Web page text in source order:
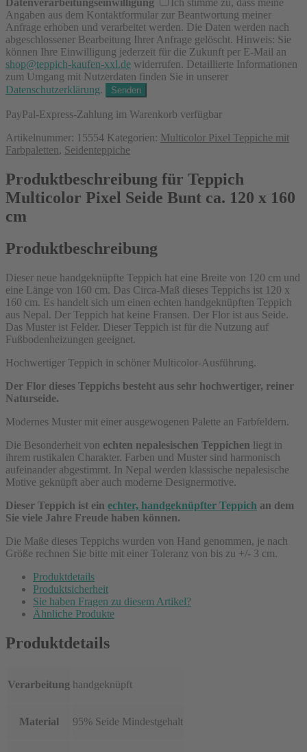
Datenverarbeitungseinwilligung
Ich stimme zu, dass meine
Angaben aus dem Kontaktformular zur Beantwortung meiner
Anfrage erhoben und verarbeitet werden. Die Daten werden nach
abgeschlossener Bearbeitung Ihrer Anfrage gelöscht. Hinweis: Sie
können Ihre Einwilligung jederzeit für die Zukunft per E-Mail an
shop@teppich-kaufen-xxl.de widerrufen. Detaillierte Informationen
zum Umgang mit Nutzerdaten finden Sie in unserer
Datenschutzerklärung.
PayPal-Express-Zahlung im Warenkorb verfügbar
Artikelnummer: 15554 Kategorien: Multicolor Pixel Teppiche mit
Farbpaletten, Seidenteppiche
Produktbeschreibung für Teppich
Multicolor Pixel Seide Bunt ca. 120 x 160
cm
Produktbeschreibung
Dieser neue handgeknüpfte Teppich hat eine Breite von 120 cm und
eine Länge von 160 cm. Das Circa-Maß dieses Teppichs ist 120 x
160 cm. Es handelt sich um einen echten handgeknüpften Teppich
aus Nepal. Der Teppich hat keine Fransen. Der Flor ist aus Seide.
Das Muster ist Felder. Dieser Teppich ist für die Nutzung auf
Fußbodenheizungen geeignet.
Hochwertiger Teppich in schöner Multicolor-Ausführung.
Der Flor dieses Teppichs besteht aus sehr hochwertiger, reiner
Naturseide.
Modernes Muster mit einer ausgewogenen Palette an Farbfeldern.
Die Besonderheit von echten nepalesischen Teppichen liegt in
ihrem rustikalen Charakter. Farben und Muster sind harmonisch
aufeinander abgestimmt. In Nepal werden klassische nepalesische
Motive geknüpft aber auch moderne Designermotive.
Dieser Teppich ist ein echter, handgeknüpfter Teppich an dem
Sie viele Jahre Freude haben können.
Die Maße dieses Teppichs wurden von Hand genommen, je nach
Größe rechnen Sie bitte mit einer Toleranz von bis zu +/- 3 cm.
Produktdetails
Produktsicherheit
Sie haben Fragen zu diesem Artikel?
Ähnliche Produkte
Produktdetails
Verarbeitung handgeknüpft
Material 95% Seide Mindestgehalt